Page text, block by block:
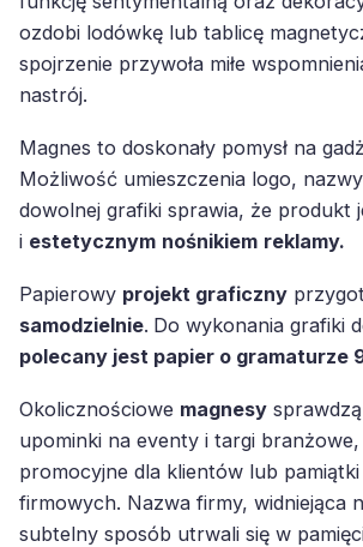
ozdobi lodówkę lub tablicę
spojrzenie przywoła miłe
nastrój.
Magnes to doskonały pomysł na
Możliwość umieszczenia logo,
dowolnej grafiki sprawia, że produkt
i estetycznym nośnikiem reklamy.
Papierowy projekt graficzny
samodzielnie. Do wykonania grafiki
polecany jest papier o gramaturze
Okolicznościowe magnesy
upominki na eventy i targi
promocyjne dla klientów lub
firmowych. Nazwa firmy, widniejąca
subtelny sposób utrwali się w